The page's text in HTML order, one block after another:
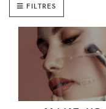
FILTRES